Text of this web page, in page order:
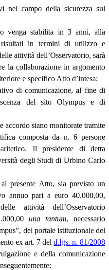
nel campo della sicurezza sul
venga stabilita in 3 anni, alla
in termini di utilizzo e
attività dell’Osservatorio, sarà
la collaborazione in argomento
e specifico Atto d’intesa;
di comunicazione, al fine di
del sito Olympus e di
accordo siano monitorate tramite
composta da n. 6 persone
Il presidente di detta
degli Studi di Urbino Carlo
presente Atto, sia previsto un
annuo pari a euro 40.000,00,
attività dell’Osservatorio
una tantum, necessario
del portale istituzionale del
ex art. 7 del d.lgs. n. 81/2008
e della comunicazione